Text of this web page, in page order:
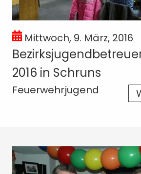
Mittwoch, 9. März, 2016
2016 in Schruns
Feuerwehrjugend